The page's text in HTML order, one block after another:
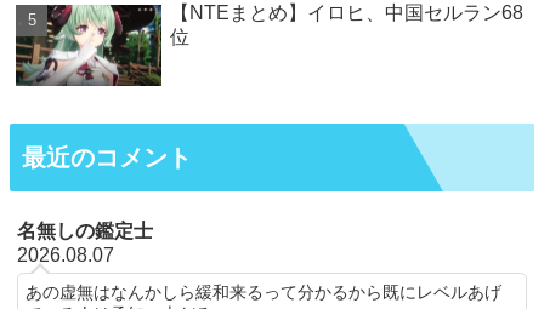
【NTEまとめ】イロヒ、中国セルラン68
位
最近のコメント
名無しの鑑定士
2026.08.07
あの虚無はなんかしら緩和来るって分かるから既にレベルあげ